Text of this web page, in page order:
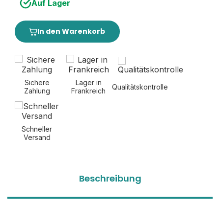
Auf Lager
In den Warenkorb
Sichere
Zahlung
Lager in
Frankreich
Qualitätskontrolle
Schneller
Versand
Beschreibung